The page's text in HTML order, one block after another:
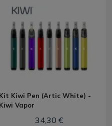
Kit Kiwi Pen (Artic White) -
Kiwi Vapor
34,30 €